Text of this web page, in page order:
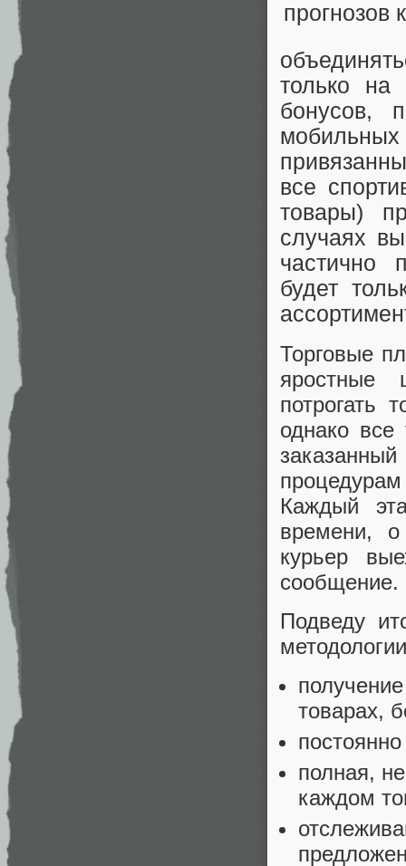
только на
бонусов,
все
товары)
случаях
частично
будет
Торговые
яростные
потрогать
однако все
Каждый
времени,
курьер
сообщение.
Подведу
товарах,
полная,
каждом